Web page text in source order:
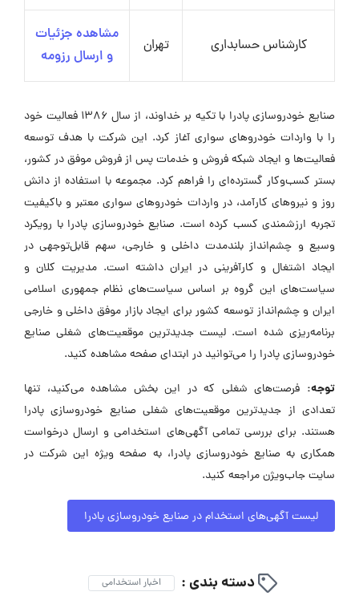
کارشناس حسابداری تهران
مشاهده جزئیات
و ارسال رزومه
صنایع خودروسازی پادرا با تکیه بر خداوند، از سال ۱۳۸۶ فعالیت خود
را با واردات خودروهای سواری آغاز کرد. این شرکت با هدف توسعه
فعالیت‌ها و ایجاد شبکه فروش و خدمات پس از فروش موفق در کشور،
بستر کسب‌وکار گسترده‌ای را فراهم کرد. مجموعه با استفاده از دانش
روز و نیروهای کارآمد، در واردات خودروهای سواری معتبر و باکیفیت
تجربه ارزشمندی کسب کرده است. صنایع خودروسازی پادرا با رویکرد
وسیع و چشم‌انداز بلندمدت داخلی و خارجی، سهم قابل‌توجهی در
ایجاد اشتغال و کارآفرینی در ایران داشته است. مدیریت کلان و
سیاست‌های این گروه بر اساس سیاست‌های نظام جمهوری اسلامی
ایران و چشم‌انداز توسعه کشور برای ایجاد بازار موفق داخلی و خارجی
برنامه‌ریزی شده است. لیست جدیدترین موقعیت‌های شغلی صنایع
خودروسازی پادرا را می‌توانید در ابتدای صفحه مشاهده کنید.
توجه: فرصت‌های شغلی که در این بخش مشاهده می‌کنید، تنها
تعدادی از جدیدترین موقعیت‌های شغلی صنایع خودروسازی پادرا
هستند. برای بررسی تمامی آگهی‌های استخدامی و ارسال درخواست
همکاری به صنایع خودروسازی پادرا، به صفحه ویژه این شرکت در
سایت جاب‌ویژن مراجعه کنید.
لیست آگهی‌های استخدام در صنایع خودروسازی پادرا
دسته بندی : اخبار استخدامی